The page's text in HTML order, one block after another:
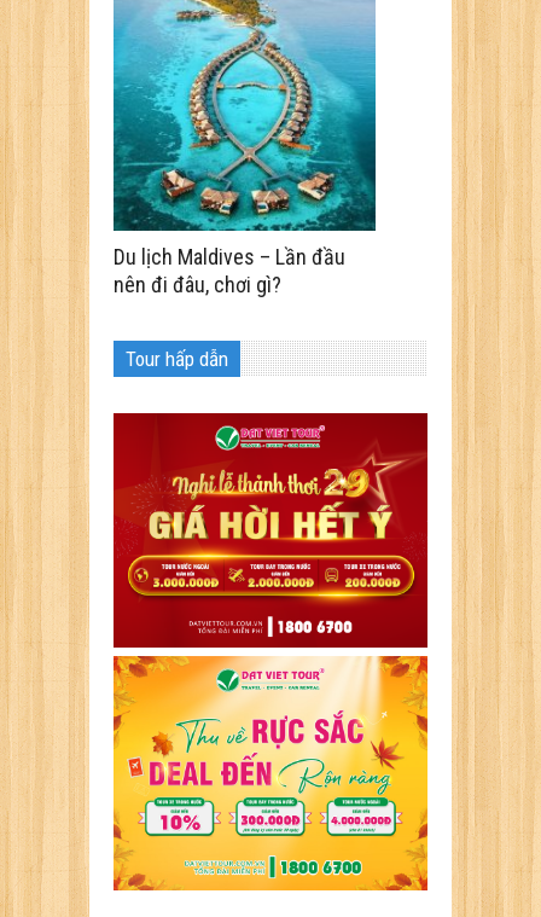
Du lịch Maldives – Lần đầu
nên đi đâu, chơi gì?
Tour hấp dẫn